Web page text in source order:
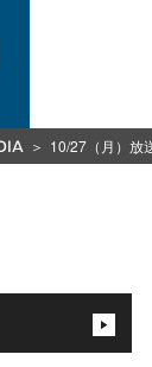
10/27（月）放